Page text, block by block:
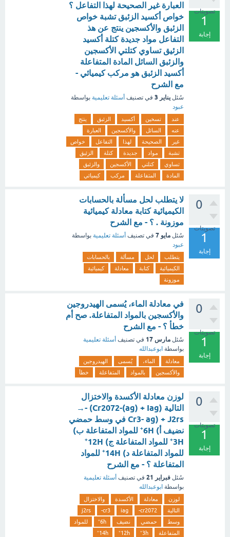
تصويتات
1
إجابة
العبارة غير الصحيحة لهذا التفاعل ؟
خواص أكسيد الزئبق تشبة خواص
الزئبق والأكسجين ينتج عن هذ
التفاعل مواد جديدة كتلة أكسيد
الزئيق تساوي كتلتي الأكسجين
والزئبق السائل المادة المتفاعلة
أكسيد الزئبق هو مركب كيميائي -
مع الشرح
سُئل يناير 3 في تصنيف أسئلة تعليمية بواسطة
عبود
عند تسخين أكسيد الزئبق
ينتج
عنه
السائل والأكسجين
العبارة
غير
الصحيحة لهذا التفاعل
خواص
تشبة
مواد جديدة كتلة
الزئيق
تساوي
كتلتي الأكسجين
والزئبق
المادة
المتفاعلة مركب كيميائي
0
تصويتات
1
إجابة
لا يتطلب لحل مسألة بالحسابات
الكيميائية كتابة معادلة كيميائية
موزونة . ؟ - مع الشرح
سُئل مايو 7 في تصنيف أسئلة تعليمية بواسطة
عبود
يتطلب لحل مسألة
بالحسابات
الكيميائية
كتابة معادلة
كيميائية
موزونة
0
تصويتات
1
إجابة
في معادلة الماء، يُسمى الهيدروجين
والأكسجين بالمواد المتفاعلة. صح أم
خطأ ؟ - مع الشرح
سُئل مارس 17 في تصنيف أسئلة تعليمية
بواسطة ابوعبدالله
معادلة الماء، يُسمى
الهيدروجين
والأكسجين
بالمواد المتفاعلة خطأ
0
تصويتات
1
إجابة
لوزن معادلة الأكسدة والاختزال
التالية (Cr2072-(ag) + Iag) -→
Cr3- ag) + J2rs في وسط حمضي
نضيف أ) 6H⁺ للمواد المتفاعلة ب)
3H⁺ للمواد المتفاعلة ج) 12H⁺
للمواد المتفاعلة د) 14H⁺ للمواد
المتفاعلة ؟ - مع الشرح
سُئل فبراير 21 في تصنيف أسئلة تعليمية
بواسطة ابوعبدالله
لوزن معادلة الأكسدة
والاختزال
التالية
cr2072-
iag
cr3-
j2rs
وسط
حمضي نضيف 6h⁺
للمواد
المتفاعلة
3h⁺
12h⁺
14h⁺